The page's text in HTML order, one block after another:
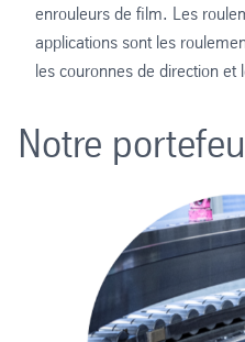
enrouleurs de film. Les
applications sont les
les couronnes de direction et
Notre